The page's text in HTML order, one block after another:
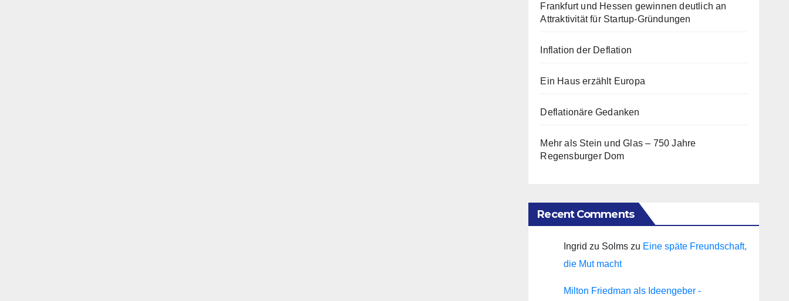
Frankfurt und Hessen gewinnen deutlich an
Attraktivität für Startup-Gründungen
Inflation der Deflation
Ein Haus erzählt Europa
Deflationäre Gedanken
Mehr als Stein und Glas – 750 Jahre
Regensburger Dom
Recent Comments
Ingrid zu Solms zu Eine späte Freundschaft,
die Mut macht
Milton Friedman als Ideengeber -